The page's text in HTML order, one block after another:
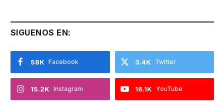
SIGUENOS EN:
Facebook
58K Twitter
3.4K
Instagram
15.2K YouTube
16.1K